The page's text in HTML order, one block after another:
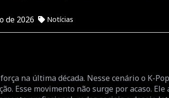
de 2026 Notícias
na última década. Nesse cenário o K-
Esse movimento não surge por acaso. Ele